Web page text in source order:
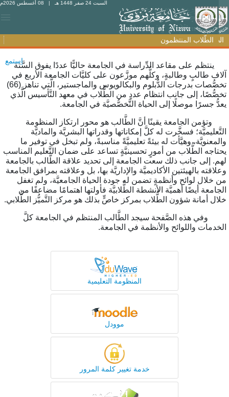
السبت 24 صفر 1448 هـ | 08 أغسطس 2026م
الطّلاب المنتظمون
الطّلاب المنتظمون
اِستمععلى مقاعد الدِّراسة في الجامعة حاليًّا عددًا يفوق السَّتة
طالبٍ وطالبةٍ، وكلُّهم موزَّعون على كليَّات الجامعة الأربع في
تخصُّصات بدرجات الدُّبلوم والبكالويوس والماجستير، الَّتي تناهز (66)
إلى جانب انتظام عددٍ من الطُّلاب في معهد التَّأسيس الَّذي
جسرًا موصلًا إلى الحياة التَّخصُّصيَّة في الجامعة.
الجامعة يقينًا أنَّ الطَّالب هو محور ارتكاز المنظومة
فسخَّرت له كلَّ إمكاناتها وقدراتها البشريَّة والماديَّة
وهيَّأت له بيئةً تعليميَّةً مناسبةً، ولم تبخل في توفير ما
الطُّلاب من أمورٍ تحسينيَّةٍ تساعد على ضمان التَّعليم المناسب
إلى جانب ذلك سعت الجامعة إلى تحديد علاقة الطَّالب بالجامعة
بالهيئتين الأكاديميَّة والإداريَّة بها، بل وعلاقته بمرافق الجامعة
خلال لوائح وأنظمةٍ تضمن له جودة الحياة الجامعيَّة، ولم تغفل
أيضًا أهميَّة الأنشطة الطُّلابيَّة فأولتها اهتمامًا مضاعفًا من
أمانة شؤون الطُّلاب بمركز خاصٍّ بذلك هو مركز التَّميُّز الطُّلابي.
هذه الصَّفحة سيجد الطَّالب المنتظم في الجامعة كلَّ
واللوائح والأنظمة في الجامعة.
المنظومة التعليمية
موودل
خدمة تغيير كلمة المرور